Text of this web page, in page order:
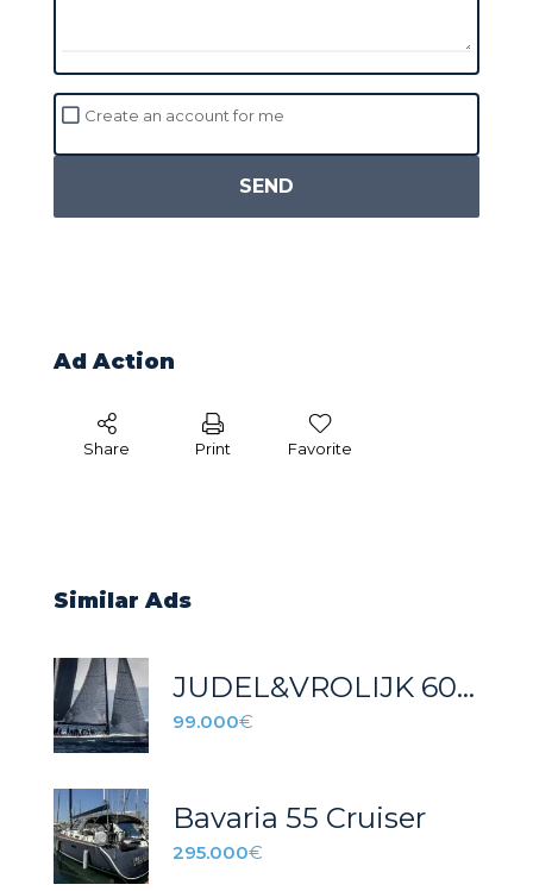
Create an account for me
SEND
Ad Action
Share Print Favorite
Similar Ads
JUDEL&VROLIJK 60 PHOENIX
99.000€
Bavaria 55 Cruiser
295.000€